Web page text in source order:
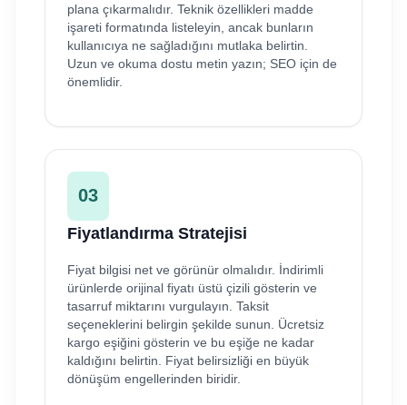
plana çıkarmalıdır. Teknik özellikleri madde
işareti formatında listeleyin, ancak bunların
kullanıcıya ne sağladığını mutlaka belirtin.
Uzun ve okuma dostu metin yazın; SEO için de
önemlidir.
03
Fiyatlandırma Stratejisi
Fiyat bilgisi net ve görünür olmalıdır. İndirimli
ürünlerde orijinal fiyatı üstü çizili gösterin ve
tasarruf miktarını vurgulayın. Taksit
seçeneklerini belirgin şekilde sunun. Ücretsiz
kargo eşiğini gösterin ve bu eşiğe ne kadar
kaldığını belirtin. Fiyat belirsizliği en büyük
dönüşüm engellerinden biridir.